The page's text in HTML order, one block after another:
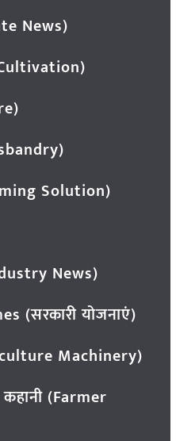
News)
Solution)
News)
(सरकारी योजनाएं)
Machinery)
(Farmer